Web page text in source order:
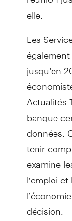
elle.
Les
jusqu’en
Actualités
banque
données.
tenir
examine
l’emploi
décision.